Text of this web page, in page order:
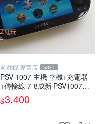
遊戲機 專賣店 5387
PSV 1007 主機 空機+充電器
+傳輸線 7-8成新 PSV1007
一年保修
$3,400